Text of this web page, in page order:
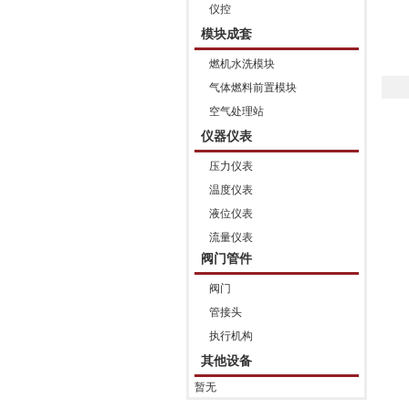
仪控
模块成套
燃机水洗模块
气体燃料前置模块
空气处理站
仪器仪表
压力仪表
温度仪表
液位仪表
流量仪表
阀门管件
阀门
管接头
执行机构
其他设备
暂无